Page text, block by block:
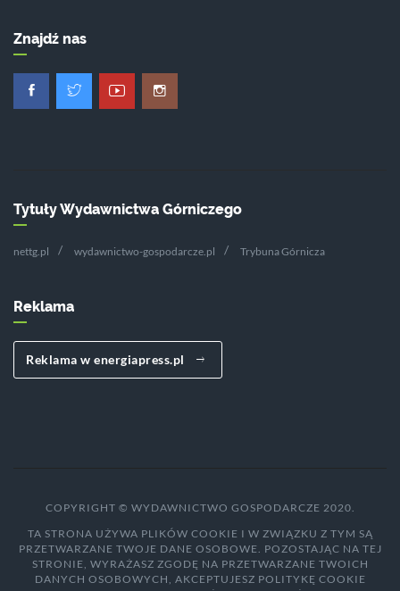
Znajdź nas
Tytuły Wydawnictwa Górniczego
nettg.pl wydawnictwo-gospodarcze.pl Trybuna Górnicza
Reklama
Reklama w energiapress.pl
COPYRIGHT © WYDAWNICTWO GOSPODARCZE 2020.
TA STRONA UŻYWA PLIKÓW COOKIE I W ZWIĄZKU Z TYM SĄ
PRZETWARZANE TWOJE DANE OSOBOWE. POZOSTAJĄC NA TEJ
STRONIE, WYRAŻASZ ZGODĘ NA PRZETWARZANE TWOICH
DANYCH OSOBOWYCH, AKCEPTUJESZ POLITYKĘ COOKIE